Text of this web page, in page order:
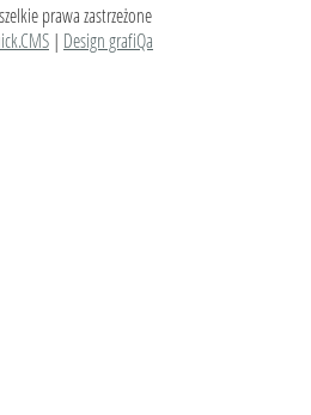
prawa zastrzeżone
| Design grafiQa